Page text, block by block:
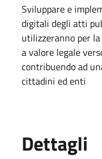
Sviluppare e
digitali degli atti
utilizzeranno per
a valore legale
contribuendo ad
cittadini ed enti
Dettagli